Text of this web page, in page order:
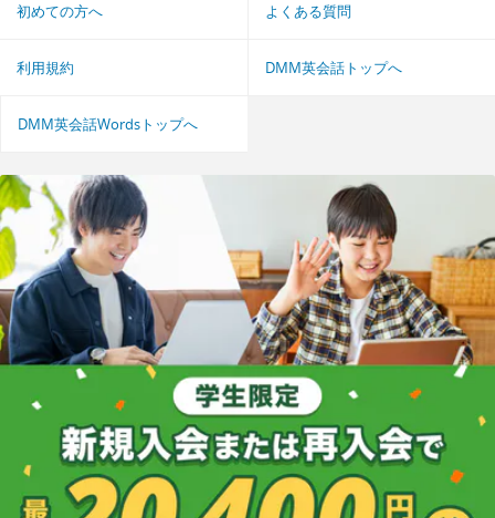
初めての方へ よくある質問
利用規約 DMM英会話トップへ
DMM英会話Wordsトップへ